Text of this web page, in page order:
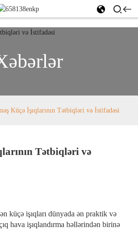
Küçə İşıqlarının Tətbiqləri və İstifadəsi
Tətbiqləri və
küçə işıqları dünyada ən praktik və
hava işıqlandırma həllərindən birinə